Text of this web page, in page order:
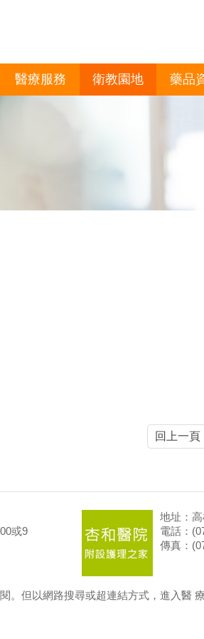
醫療服務 衛教園地 藥品
回上一頁
或9
地址：
電話：
傳真：
但以網路搜尋或超連結方式，進入醫